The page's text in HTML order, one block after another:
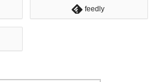
feedly